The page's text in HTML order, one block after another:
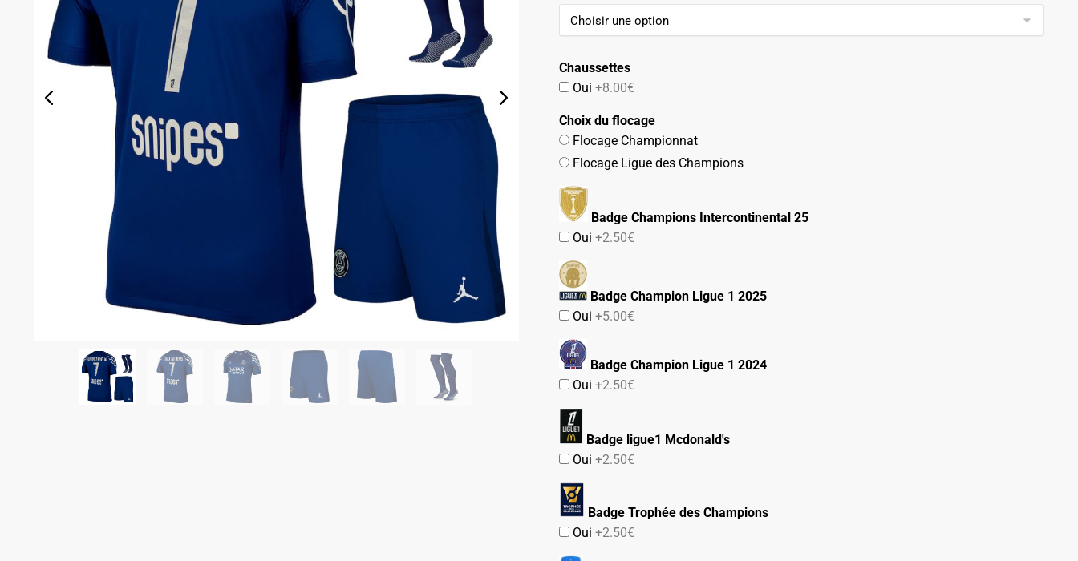
était :
est :
Chaussettes
Oui+8.00€
Choix du flocage
Flocage Championnat
Flocage Ligue des Champions
Badge Champions Intercontinental 25
Oui+2.50€
Badge Champion Ligue 1 2025
Oui+5.00€
Badge Champion Ligue 1 2024
Oui+2.50€
Badge ligue1 Mcdonald's
Oui+2.50€
Badge Trophée des Champions
Oui+2.50€